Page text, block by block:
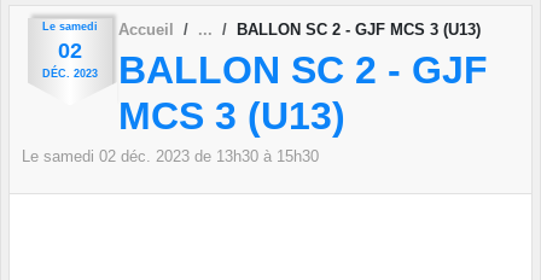
Le samedi
02
DÉC. 2023
Accueil BALLON SC 2 - GJF MCS 3 (U13)
BALLON SC 2 - GJF
MCS 3 (U13)
Le samedi 02 déc. 2023 de 13h30 à 15h30